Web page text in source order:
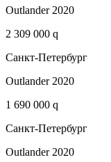
Outlander 2020
2 309 000 q
Санкт-Петербург
Outlander 2020
1 690 000 q
Санкт-Петербург
Outlander 2020